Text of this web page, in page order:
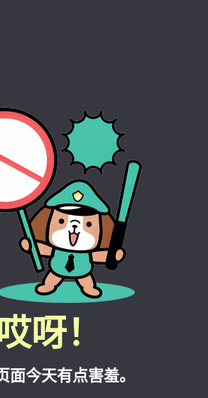
呀！
面今天有点害羞。